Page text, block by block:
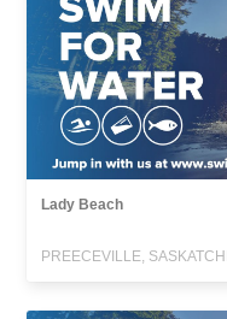
Lady Beach
PREECEVILLE,